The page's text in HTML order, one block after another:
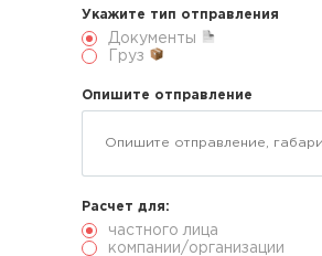
Укажите тип отправления
Документы
Груз
Опишите отправление
Расчет для:
частного лица
компании/организации